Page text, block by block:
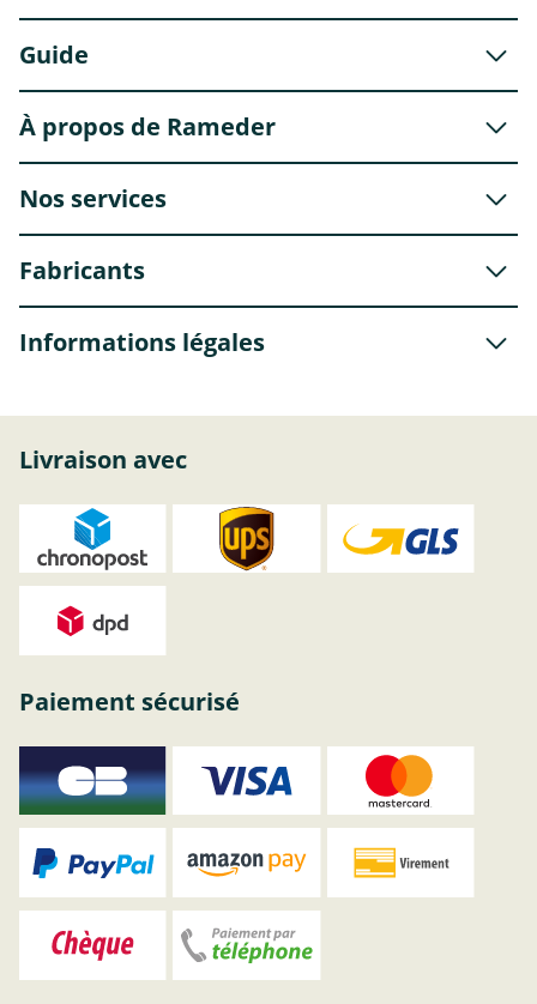
Guide
À propos de Rameder
Nos services
Fabricants
Informations légales
Livraison avec
Paiement sécurisé